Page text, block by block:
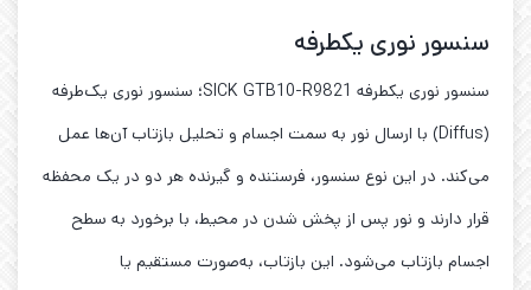
سنسور نوری یکطرفه
سنسور نوری یکطرفه SICK GTB10-R9821؛ سنسور نوری یک‌طرفه
(Diffus) با ارسال نور به سمت اجسام و تحلیل بازتاب آن‌ها عمل
می‌کند. در این نوع سنسور، فرستنده و گیرنده هر دو در یک محفظه
قرار دارند و نور پس از پخش شدن در محیط، با برخورد به سطح
اجسام بازتاب می‌شود. این بازتاب، به‌صورت مستقیم یا